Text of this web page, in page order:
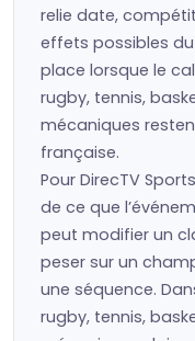
relie date,
effets possibles
place lorsque le
rugby, tennis,
mécaniques
française.
Pour DirecTV
de ce que
peut modifier un
peser sur un
une séquence.
rugby, tennis,